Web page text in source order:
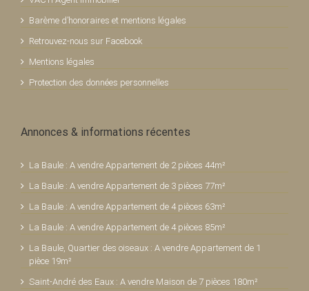
Barème d’honoraires et mentions légales
Retrouvez-nous sur Facebook
Mentions légales
Protection des données personnelles
Annonces & informations récentes
La Baule : A vendre Appartement de 2 pièces 44m²
La Baule : A vendre Appartement de 3 pièces 77m²
La Baule : A vendre Appartement de 4 pièces 63m²
La Baule : A vendre Appartement de 4 pièces 85m²
La Baule, Quartier des oiseaux : A vendre Appartement de 1
pièce 19m²
Saint-André des Eaux : A vendre Maison de 7 pièces 180m²